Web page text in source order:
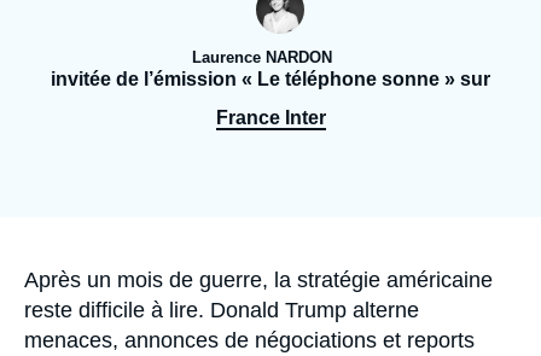
Proche-Orient
Laurence NARDON
invitée de l’émission « Le téléphone sonne » sur
France Inter
Accroche
Après un mois de guerre, la stratégie américaine
reste difficile à lire. Donald Trump alterne
menaces, annonces de négociations et reports